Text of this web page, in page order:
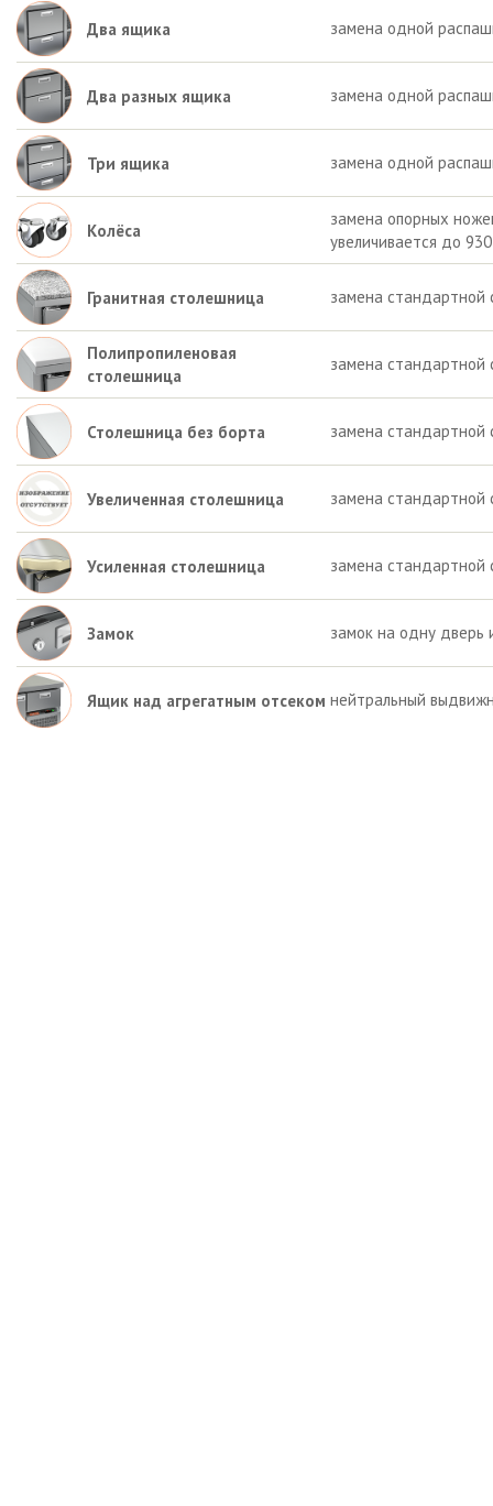
Два ящика замена одной
Два разных ящика замена одной
Три ящика замена одной
Колёса
замена опорных
увеличивается до
Гранитная столешница замена стандартной
Полипропиленовая
столешница
замена стандартной
Столешница без борта замена стандартной
Увеличенная столешница замена стандартной
Усиленная столешница замена стандартной
Замок замок на одну дверь
Ящик над агрегатным отсеком нейтральный